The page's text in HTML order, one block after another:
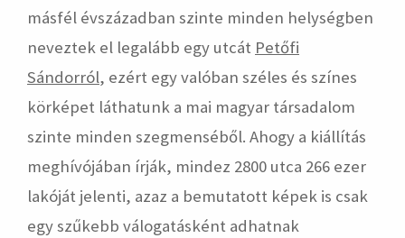
másfél évszázadban szinte minden helységben
neveztek el legalább egy utcát Petőfi
Sándorról, ezért egy valóban széles és színes
körképet láthatunk a mai magyar társadalom
szinte minden szegmenséből. Ahogy a kiállítás
meghívójában írják, mindez 2800 utca 266 ezer
lakóját jelenti, azaz a bemutatott képek is csak
egy szűkebb válogatásként adhatnak